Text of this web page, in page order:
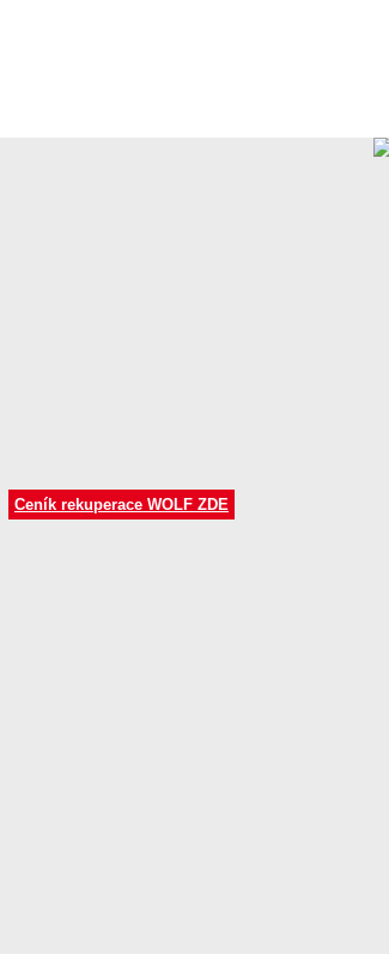
Ceník rekuperace WOLF ZDE